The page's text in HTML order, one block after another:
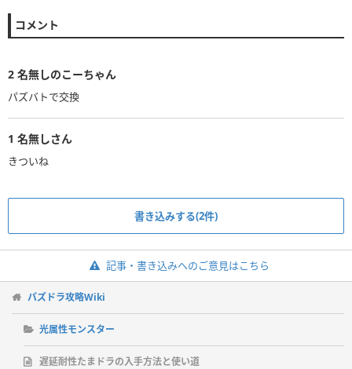
コメント
2 名無しのこーちゃん
パズバトで交換
1 名無しさん
きついね
書き込みする(2件)
記事・書き込みへのご意見はこちら
パズドラ攻略Wiki
光属性モンスター
遅延耐性たまドラの入手方法と使い道